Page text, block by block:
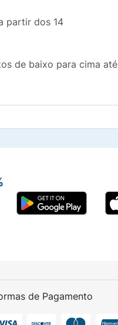
partir dos 14
de baixo para cima até
de Pagamento